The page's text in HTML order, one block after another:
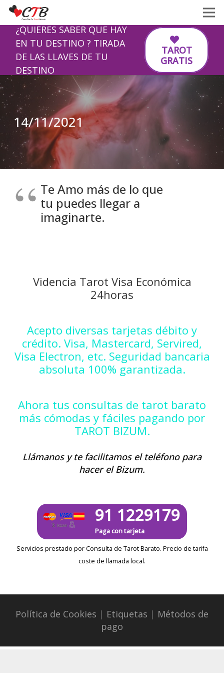
¿QUIERES SABER QUE HAY
EN TU DESTINO ? TIRADA
DE LAS LLAVES DE TU
DESTINO
TAROT
GRATIS
14/11/2021
Te Amo más de lo que
tu puedes llegar a
imaginarte.
Videncia Tarot Visa Económica
24horas
Acepto diversas tarjetas débito y
crédito. Visa, Mastercard, Servired,
Visa Electron, etc. Seguridad bancaria
absoluta 100% garantizada.
Ahora tus consultas de tarot barato
más cómodas y fáciles pagando por
TAROT BIZUM.
Llámanos y te facilitamos el teléfono para
hacer el Bizum.
91 1229179
Paga con tarjeta
Servicios prestado por Consulta de Tarot Barato. Precio de tarifa
coste de llamada local.
Política de Cookies | Etiquetas | Métodos de
pago